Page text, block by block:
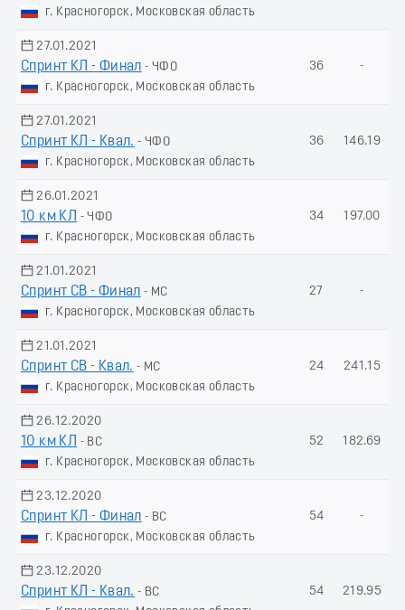
г. Красногорск, Московская область
27.01.2021
Спринт КЛ - Финал - ЧФО
г. Красногорск, Московская область
36 -
27.01.2021
Спринт КЛ - Квал. - ЧФО
г. Красногорск, Московская область
36 146.19
26.01.2021
10 км КЛ
- ЧФО
г. Красногорск, Московская область
34 197.00
21.01.2021
Спринт СВ - Финал - МС
г. Красногорск, Московская область
27 -
21.01.2021
Спринт СВ - Квал. - МС
г. Красногорск, Московская область
24 241.15
26.12.2020
10 км КЛ
- ВС
г. Красногорск, Московская область
52 182.69
23.12.2020
Спринт КЛ - Финал - ВС
г. Красногорск, Московская область
54 -
23.12.2020
Спринт КЛ - Квал. - ВС
54 219.95